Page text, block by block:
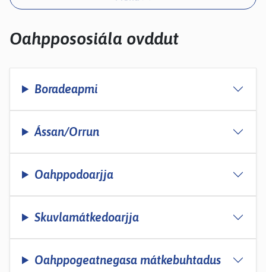
pyyhkäisyliikkeitä.
Oahppososiála ovddut
Boradeapmi
Ássan/Orrun
Oahppodoarjja
Skuvlamátkedoarjja
Oahppogeatnegasa mátkebuhtadus